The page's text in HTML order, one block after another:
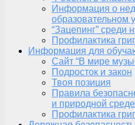
Информация о
образовательном
“Зацепинг” среди
Профилактика
Информация для
Сайт “В мире
Подросток и закон
Твоя позиция
Правила
и природной среде
Профилактика